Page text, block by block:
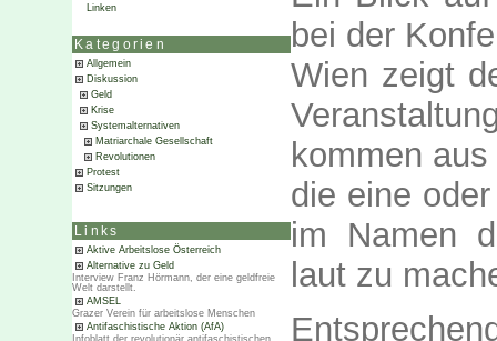
Linken
Kategorien
Allgemein
Diskussion
Geld
Krise
Systemalternativen
Matriarchale Gesellschaft
Revolutionen
Protest
Sitzungen
Links
Aktive Arbeitslose Österreich
Alternative zu Geld
Interview Franz Hörmann, der eine geldfreie
Welt darstellt.
AMSEL
Grazer Verein für arbeitslose Menschen
Antifaschistische Aktion (AfA)
Infoblatt der revolutionär antifaschistischen
bei der
Wien zeigt
kommen
die eine
im Namen
laut zu